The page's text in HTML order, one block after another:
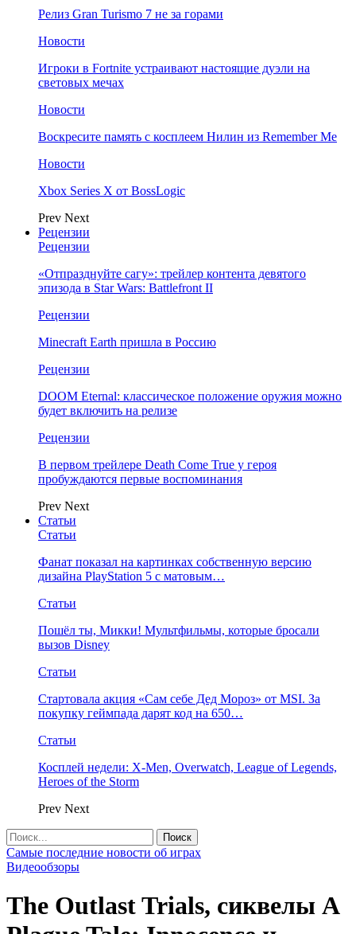
Релиз Gran Turismo 7 не за горами
Новости
Игроки в Fortnite устраивают настоящие дуэли на
световых мечах
Новости
Воскресите память с косплеем Нилин из Remember Me
Новости
Xbox Series X от BossLogic
Prev Next
Рецензии
Рецензии
«Отпразднуйте сагу»: трейлер контента девятого
эпизода в Star Wars: Battlefront II
Рецензии
Minecraft Earth пришла в Россию
Рецензии
DOOM Eternal: классическое положение оружия можно
будет включить на релизе
Рецензии
В первом трейлере Death Come True у героя
пробуждаются первые воспоминания
Prev Next
Статьи
Статьи
Фанат показал на картинках собственную версию
дизайна PlayStation 5 с матовым…
Статьи
Пошёл ты, Микки! Мультфильмы, которые бросали
вызов Disney
Статьи
Стартовала акция «Сам себе Дед Мороз» от MSI. За
покупку геймпада дарят код на 650…
Статьи
Косплей недели: X-Men, Overwatch, League of Legends,
Heroes of the Storm
Prev Next
Самые последние новости об играх
Видеообзоры
The Outlast Trials, сиквелы A